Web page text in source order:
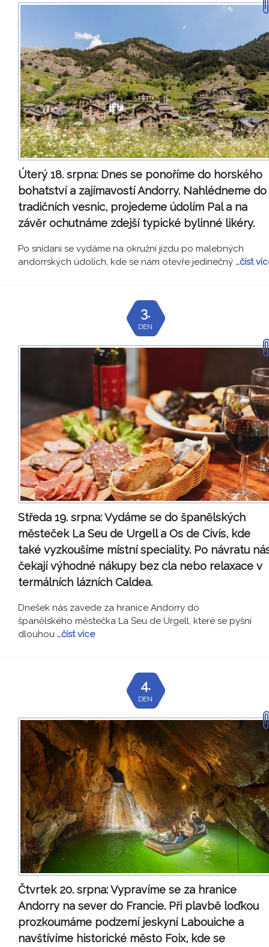
Úterý 18. srpna: Dnes se ponoříme do horského
bohatství a zajímavostí Andorry. Nahlédneme do
tradičních vesnic, projedeme údolím Pal a na
závěr ochutnáme zdejší typické bylinné likéry.
Po snídani se vydáme na okružní jízdu po malebných
andorrských údolích, kde se nám otevře jedinečný …číst
3.
DEN
Středa 19. srpna:Vydáme se do španělských
městeček La Seu de Urgell a Os de Civís, kde
také vyzkoušíme místní speciality. Po návratu
čekají výhodné nákupy bez cla nebo relaxace v
termálních lázních Caldea.
Dnešek nás zavede za hranice Andorry do
španělského městečka La Seu de Urgell, které se pyšní
dlouhou …číst více
4.
DEN
Čtvrtek 20. srpna:Vypravíme se za hranice
Andorry na sever do Francie. Při plavbě loďkou
prozkoumáme podzemí jeskyní Labouiche a
navštívíme historické město Foix, kde se